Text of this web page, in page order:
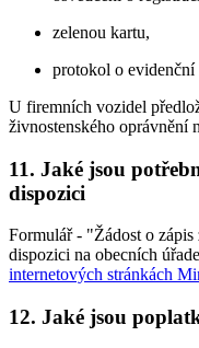
zelenou kartu,
protokol o evidenční
U firemních vozidel
živnostenského oprávnění
11. Jaké jsou
dispozici
Formulář - "Žádost o
dispozici na obecních
internetových stránkách
12. Jaké jsou